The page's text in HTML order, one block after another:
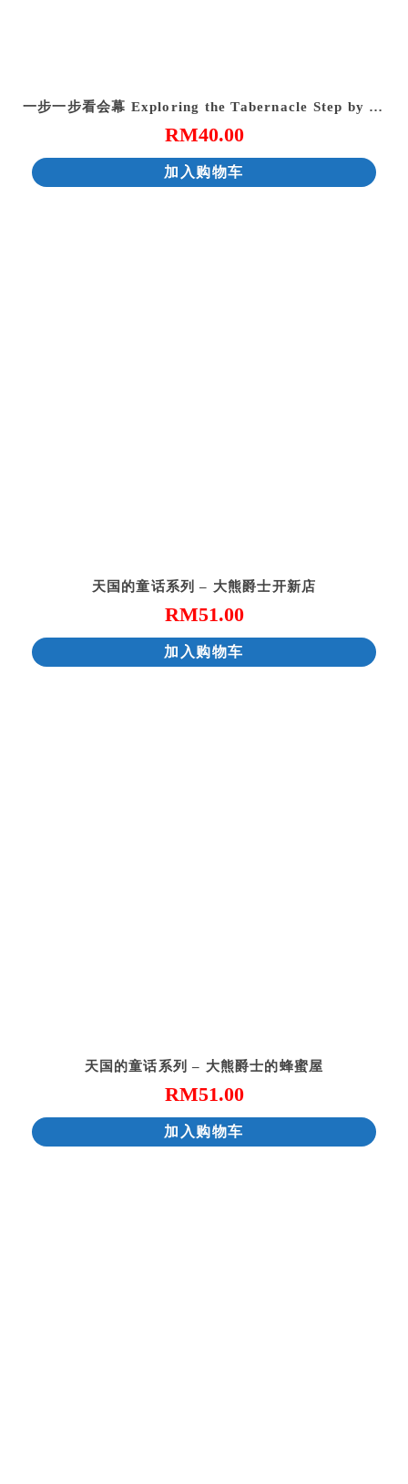
一步一步看会幕 Exploring the Tabernacle Step by Step
RM40.00
加入购物车
天国的童话系列 – 大熊爵士开新店
RM51.00
加入购物车
天国的童话系列 – 大熊爵士的蜂蜜屋
RM51.00
加入购物车